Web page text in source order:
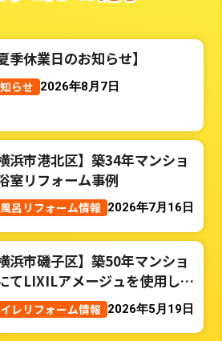
季休業日のお知らせ】
らせ 2026年8月7日
横浜市港北区】築34年マンショ
室リフォーム事例
呂リフォーム情報 2026年7月16日
横浜市磯子区】築50年マンショ
てLIXILアメージュを使用した
レリフォーム事例
イレリフォーム情報 2026年5月19日